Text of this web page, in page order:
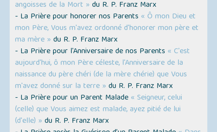
angoisses de la Mort » du R. P. Franz Marx
- La Prière pour honorer nos Parents « Ô mon Dieu et
mon Père, Vous m'avez ordonné d'honorer mon père et
ma mère » du R. P. Franz Marx
- La Prière pour l'Anniversaire de nos Parents « C'est
aujourd'hui, ô mon Père céleste, l'Anniversaire de la
naissance du père chéri (de la mère chérie) que Vous
m'avez donné sur la terre » du R. P. Franz Marx
- La Prière pour un Parent Malade « Seigneur, celui
(celle) que Vous aimez est malade, ayez pitié de lui
(d'elle) » du R. P. Franz Marx